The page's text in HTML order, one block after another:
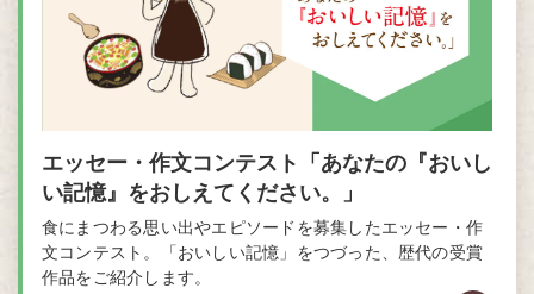
エッセー・作文コンテスト「あなたの『おいし
い記憶』をおしえてください。」
食にまつわる思い出やエピソードを募集したエッセー・作
文コンテスト。「おいしい記憶」をつづった、歴代の受賞
作品をご紹介します。